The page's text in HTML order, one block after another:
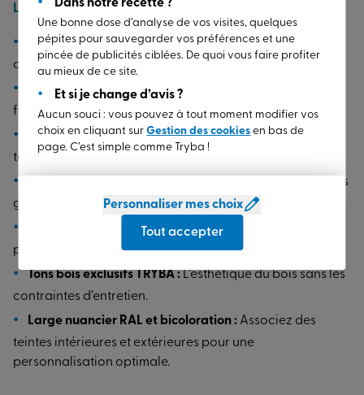
Les avantages du thermolaquage TRYBA
Haute résistance aux UV :Idéal pour préserver l’éclat
des teintes, même en plein soleil.
Tenue de la brillance :Vos fenêtres conservent leur
finition impeccable année après année.
Conservation des couleurs :Une parfaite stabilité des
teintes dans le temps.
Des teintes parfaitement homogènes
grâce à une finition soignée.
Anodisation nature certifiée Qualanod :
protection accrue contre les agressions extérieures.
Tons bois exclusifs TRYBA : L’esthétique du bois sans les
contraintes d’entretien.
Large nuancier RAL et bicoloration : Associez des
teintes intérieures et extérieures pour une
personnalisation optimale.
Dans notre recette ?
Une bonne dose d’analyse de vos visites, quelques
pépites pour sauvegarder vos préférences et une
pincée de publicités ciblées. De quoi vous faire profiter
au mieux de ce site.
Et si je change d’avis ?
Aucun souci : vous pouvez à tout moment modifier vos
choix en cliquant surGestion des cookies en bas de
page. C’est simple comme Tryba !
Personnaliser mes choix
Tout accepter